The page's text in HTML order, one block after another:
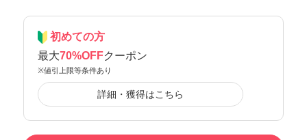
初めての方
最大70%OFFクーポン
※値引上限等条件あり
詳細・獲得はこちら